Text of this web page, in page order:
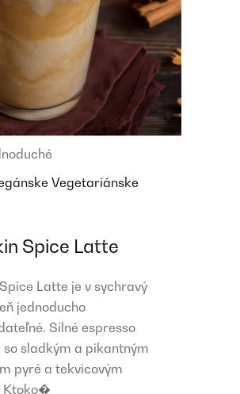
Vegetariánske
Spice Latte
Latte je v sychravý
jednoducho
Silné espresso
so sladkým a pikantným
pyré a tekvicovým
Ktoko�